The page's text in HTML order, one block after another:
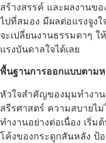
สร้างสรรค์ และผลงานข
ไปที่สมอง มีผลต่อแรงจูง
จะเปลี่ยนงานธรรมดาๆ
แรงบันดาลใจได้เลย
พื้นฐานการออกแบบตาม
หัวใจสำคัญของมุมทำงา
สรีรศาสตร์ ความสบายไม่
ทำงานอย่างต่อเนื่อง เริ่ม
โค้งของกระดูกสันหลัง ป้